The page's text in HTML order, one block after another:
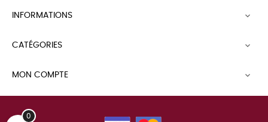
INFORMATIONS 
CATÉGORIES 
MON COMPTE 
0